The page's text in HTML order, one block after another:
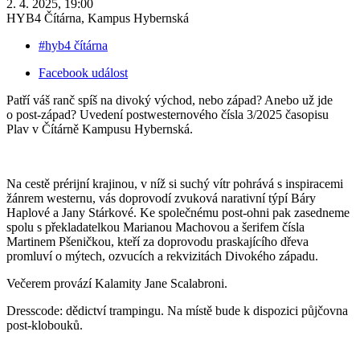
2. 4. 2025, 19:00
HYB4 Čítárna, Kampus Hybernská
#hyb4 čítárna
Facebook událost
Patří váš ranč spíš na divoký východ, nebo západ? Anebo už jde
o post-západ? Uvedení postwesternového čísla 3/2025 časopisu
Plav v Čítárně Kampusu Hybernská.
Na cestě prérijní krajinou, v níž si suchý vítr pohrává s inspiracemi
žánrem westernu, vás doprovodí zvuková narativní týpí Báry
Haplové a Jany Stárkové. Ke společnému post-ohni pak zasedneme
spolu s překladatelkou Marianou Machovou a šerifem čísla
Martinem Pšeničkou, kteří za doprovodu praskajícího dřeva
promluví o mýtech, ozvucích a rekvizitách Divokého západu.
Večerem provází Kalamity Jane Scalabroni.
Dresscode: dědictví trampingu. Na místě bude k dispozici půjčovna
post-klobouků.